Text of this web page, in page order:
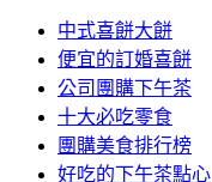
中式喜餅大餅
便宜的訂婚喜餅
公司團購下午茶
十大必吃零食
團購美食排行榜
好吃的下午茶點心